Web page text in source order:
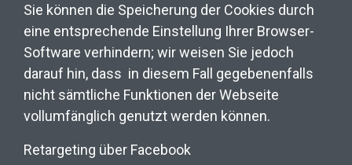
Sie können die Speicherung der Cookies durch
eine entsprechende Einstellung Ihrer Browser-
Software verhindern; wir weisen Sie jedoch
darauf hin, dass in diesem Fall gegebenenfalls
nicht sämtliche Funktionen der Webseite
vollumfänglich genutzt werden können.
Retargeting über Facebook